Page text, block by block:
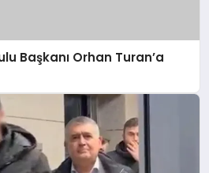
Başkanı Orhan Turan’a